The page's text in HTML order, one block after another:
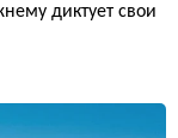
диктует свои